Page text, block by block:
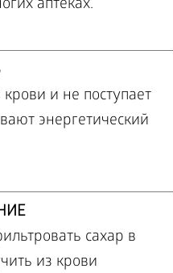
аптеках.
и не поступает
энергетический
сахар в
из крови